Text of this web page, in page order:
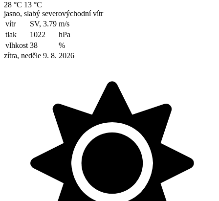
28 °C 13 °C
jasno, slabý severovýchodní vítr
vítr
SV, 3.79 m/s
tlak
1022
hPa
vlhkost 38
%
zítra, neděle 9. 8. 2026